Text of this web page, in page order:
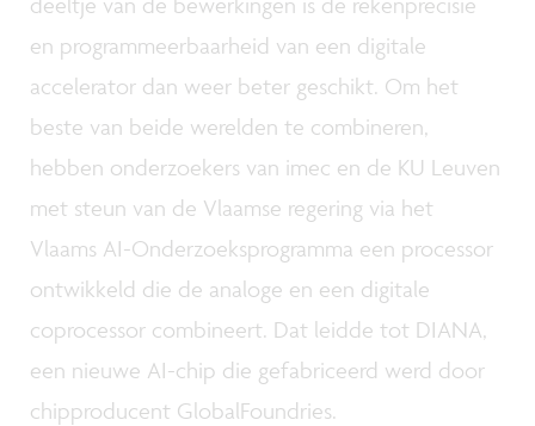
en programmeerbaarheid van een digitale
accelerator dan weer beter geschikt. Om het
beste van beide werelden te combineren,
hebben onderzoekers van imec en de KU Leuven
met steun van de Vlaamse regering via het
Vlaams AI-Onderzoeksprogramma een processor
ontwikkeld die de analoge en een digitale
coprocessor combineert. Dat leidde tot DIANA,
een nieuwe AI-chip die gefabriceerd werd door
chipproducent GlobalFoundries.